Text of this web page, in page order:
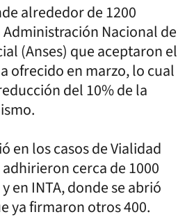
alrededor de 1200
Nacional de
(Anses) que aceptaron el
ofrecido en marzo, lo cual
del 10% de la
en los casos de Vialidad
cerca de 1000
en INTA, donde se abrió
ya firmaron otros 400.